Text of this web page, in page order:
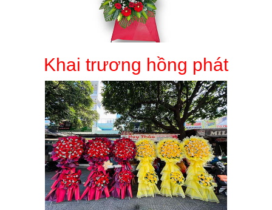
Khai trương hồng phát